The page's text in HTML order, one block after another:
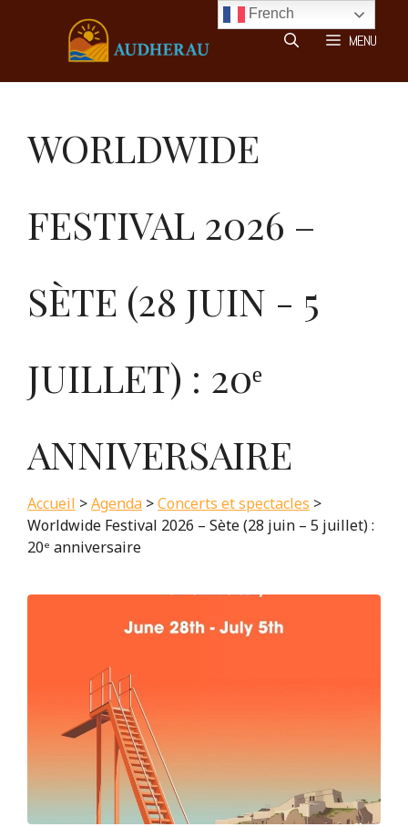
MENU
WORLDWIDE
FESTIVAL 2026 –
SÈTE (28 JUIN - 5
JUILLET) : 20ᵉ
ANNIVERSAIRE
Accueil >Agenda >Concerts et spectacles >
Worldwide Festival 2026 – Sète (28 juin – 5 juillet) :
20ᵉ anniversaire
French